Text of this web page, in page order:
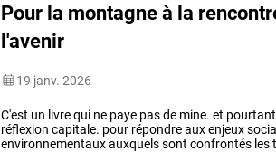
Pour la montagne à la
l'avenir
19 janv. 2026
C'est un livrequi ne paye pasde mine. et pourtant
réflexion capitale. pour répondreauxenjeux
environnementauxauxquelssont confrontés les